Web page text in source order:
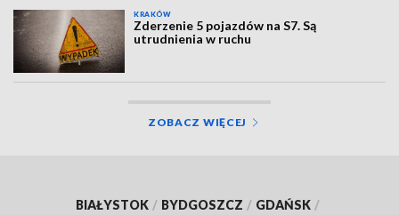
KRAKÓW
Zderzenie 5 pojazdów na S7. Są
utrudnienia w ruchu
ZOBACZ WIĘCEJ
BIAŁYSTOK / BYDGOSZCZ / GDAŃSK /